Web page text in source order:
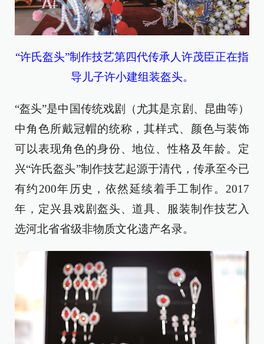
“许氏盔头”制作技艺第四代传承人许茂臣正在指
导儿子许小建组装盔头。
“盔头”是中国传统戏剧（尤其是京剧、昆曲等）
中角色所戴冠帽的统称，其样式、颜色与装饰
可以表现角色的身份、地位、性格及年龄。定
兴“许氏盔头”制作技艺起源于清代，传承至今已
有约200年历史，依然延续着手工制作。2017
年，定兴县戏剧盔头、道具、服装制作技艺入
选河北省省级非物质文化遗产名录。